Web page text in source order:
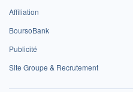
Affiliation
BoursoBank
Publicité
Site Groupe & Recrutement